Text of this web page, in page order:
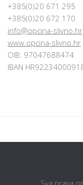
+385(0)20 671 295
+385(0)20 672 170
info@opcina-slivno.hr
www.opcina-slivno.hr
OIB: 97047688474
IBAN
Sva prava